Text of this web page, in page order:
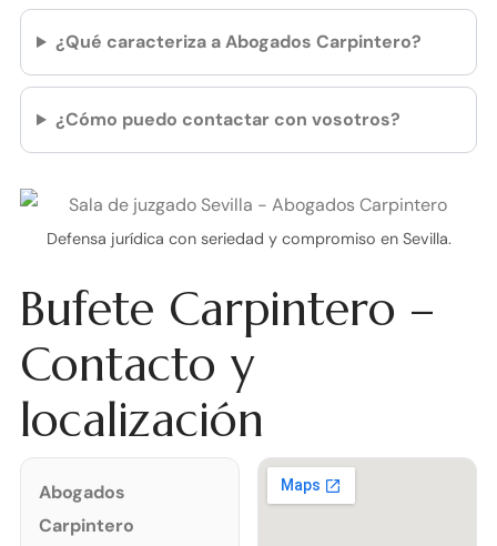
¿Qué caracteriza a Abogados Carpintero?
¿Cómo puedo contactar con vosotros?
Defensa jurídica con seriedad y compromiso en Sevilla.
Bufete Carpintero –
Contacto y
localización
Abogados
Carpintero